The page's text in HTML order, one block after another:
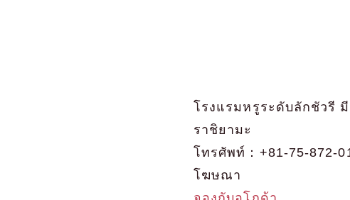
โรงแรมหรูระดับลักชัวรี
ราชิยามะ
โทรศัพท์：+81-75-872-
โฆษณา